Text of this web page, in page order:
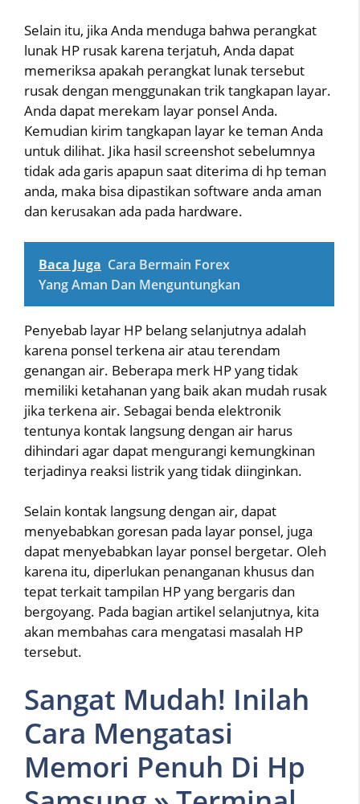
Selain itu, jika Anda menduga bahwa perangkat
lunak HP rusak karena terjatuh, Anda dapat
memeriksa apakah perangkat lunak tersebut
rusak dengan menggunakan trik tangkapan layar.
Anda dapat merekam layar ponsel Anda.
Kemudian kirim tangkapan layar ke teman Anda
untuk dilihat. Jika hasil screenshot sebelumnya
tidak ada garis apapun saat diterima di hp teman
anda, maka bisa dipastikan software anda aman
dan kerusakan ada pada hardware.
Baca Juga Cara Bermain Forex
Yang Aman Dan Menguntungkan
Penyebab layar HP belang selanjutnya adalah
karena ponsel terkena air atau terendam
genangan air. Beberapa merk HP yang tidak
memiliki ketahanan yang baik akan mudah rusak
jika terkena air. Sebagai benda elektronik
tentunya kontak langsung dengan air harus
dihindari agar dapat mengurangi kemungkinan
terjadinya reaksi listrik yang tidak diinginkan.
Selain kontak langsung dengan air, dapat
menyebabkan goresan pada layar ponsel, juga
dapat menyebabkan layar ponsel bergetar. Oleh
karena itu, diperlukan penanganan khusus dan
tepat terkait tampilan HP yang bergaris dan
bergoyang. Pada bagian artikel selanjutnya, kita
akan membahas cara mengatasi masalah HP
tersebut.
Sangat Mudah! Inilah
Cara Mengatasi
Memori Penuh Di Hp